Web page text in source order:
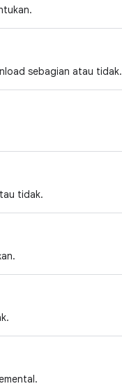
sebagian atau tidak.
tidak.